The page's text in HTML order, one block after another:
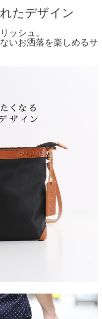
たデザイン
ッシュ。
いお洒落を楽しめるサ